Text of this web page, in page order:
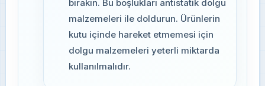
bırakın. Bu boşlukları antistatik dolgu
malzemeleri ile doldurun. Ürünlerin
kutu içinde hareket etmemesi için
dolgu malzemeleri yeterli miktarda
kullanılmalıdır.